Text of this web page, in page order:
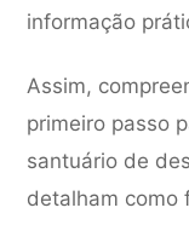
informação
Assim,
primeiro passo
santuário de
detalham como